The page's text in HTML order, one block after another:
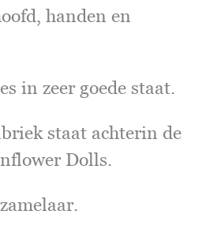
handen en
in zeer goede staat.
staat achterin de
Dolls.